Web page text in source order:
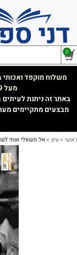
0
משלוח מוקפד ואכותי
מעל 249
באתר זה ניתנת
מבצעים מתקיימים
ראשי >עיון >אל תשאלי אותי